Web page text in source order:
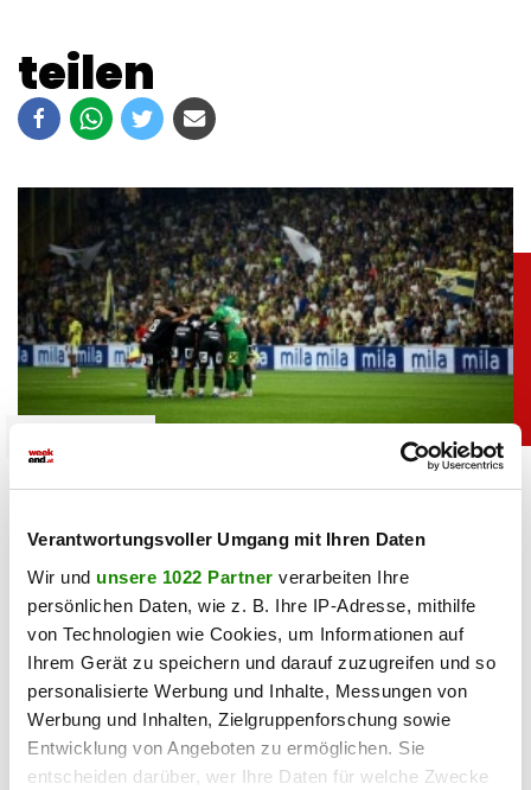
Verantwortungsvoller Umgang mit Ihren Daten
Wir und unsere 1022 Partner verarbeiten Ihre
persönlichen Daten, wie z. B. Ihre IP-Adresse, mithilfe
von Technologien wie Cookies, um Informationen auf
Ihrem Gerät zu speichern und darauf zuzugreifen und so
personalisierte Werbung und Inhalte, Messungen von
Werbung und Inhalten, Zielgruppenforschung sowie
Entwicklung von Angeboten zu ermöglichen. Sie
entscheiden darüber, wer Ihre Daten für welche Zwecke
teilen
Bei Sturm-Spiel: ORF-Panne sorgt für Lacher
06.08.2026 UM 09:36,YUNUS EMRE KURT
Kurioser Patzer im ORF: Kommentator Daniel Warmuth
begrüßte die Zuschauer beim Sturm-Spiel live aus der
„türkischen Hauptstadt” und meinte damit Istanbul.